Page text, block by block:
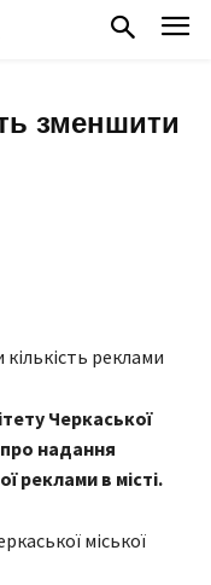
зменшити
Черкаської
надання
реклами в місті.
міської